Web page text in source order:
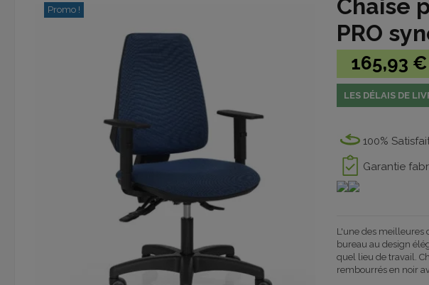
Promo !
Chaise
PRO
165,93 €
LES DÉLAIS DE
100%
Garantie
L'une des meilleures
bureau au design
quel lieu de travail.
rembourrés en noir